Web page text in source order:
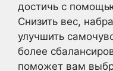
достичь с
Снизить вес,
улучшить
более
поможет вам